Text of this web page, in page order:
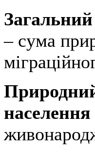
– сума
населення